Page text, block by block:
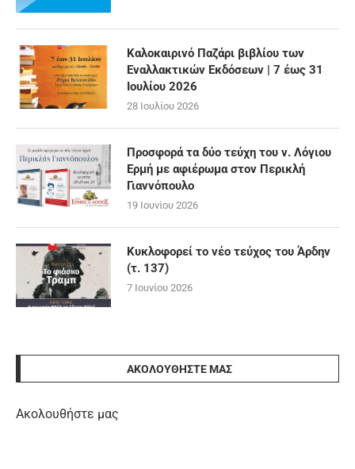
Καλοκαιρινό Παζάρι βιβλίου των
Εναλλακτικών Εκδόσεων | 7 έως 31
Ιουλίου 2026
28 Ιουλίου 2026
Προσφορά τα δύο τεύχη του ν. Λόγιου
Ερμή με αφιέρωμα στον Περικλή
Γιαννόπουλο
19 Ιουνίου 2026
Κυκλοφορεί το νέο τεύχος του Άρδην
(τ. 137)
7 Ιουνίου 2026
ΑΚΟΛΟΥΘΉΣΤΕ ΜΑΣ
Ακολουθήστε μας